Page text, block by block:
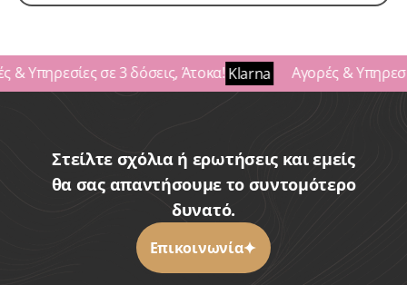
& Υπηρεσίες σε 3 δόσεις, Άτοκα!Klarna Αγορές &
Στείλτε σχόλια ή ερωτήσεις και εμείς
θα σας απαντήσουμε το συντομότερο
δυνατό.
Επικοινωνία